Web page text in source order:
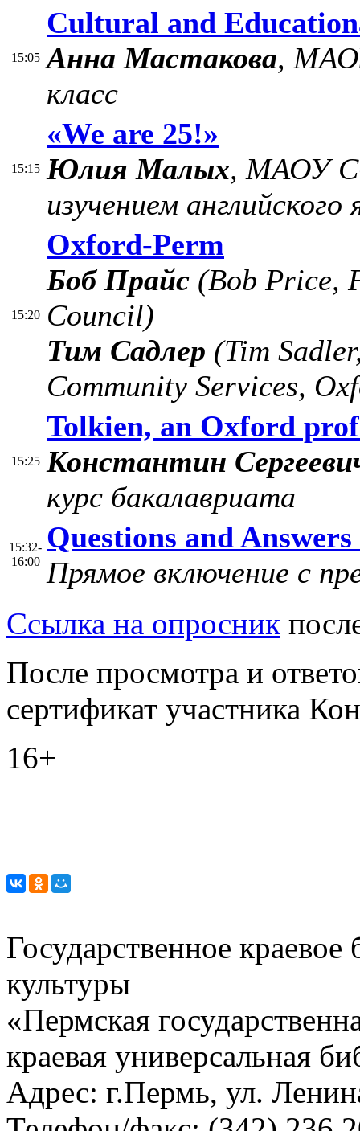
15:05
Cultural and
Анна Мастакова,
класс
15:15
«We are 25!»
Юлия Малых, МАОУ
изучением английского
15:20
Oxford-Perm
Боб Прайс (Bob Price,
Council)
Тим Садлер (Tim
Community Services,
15:25
Tolkien, an Oxford
Константин
курс бакалавриата
15:32-
16:00
Questions and Answers
Прямое включение с
Ссылка на опросник
После просмотра и
сертификат участника
16+
Государственное
культуры
«Пермская
краевая универсальная
Адрес: г.Пермь, ул.